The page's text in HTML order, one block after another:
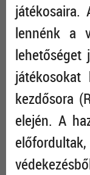
játékosaira.
lennénk a
kezdősora
elején. A